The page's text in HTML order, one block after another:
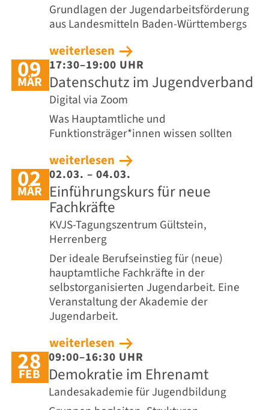
Grundlagen der Jugendarbeitsförderung
aus Landesmitteln Baden-Württembergs
weiterlesen
09
MÄR
17:30–19:00 UHR
Datenschutz im Jugendverband
Digital via Zoom
Was Hauptamtliche und
Funktionsträger*innen wissen sollten
weiterlesen
02
MÄR
02.03. – 04.03.
Einführungskurs für neue
Fachkräfte
KVJS-Tagungszentrum Gültstein,
Herrenberg
Der ideale Berufseinstieg für (neue)
hauptamtliche Fachkräfte in der
selbstorganisierten Jugendarbeit. Eine
Veranstaltung der Akademie der
Jugendarbeit.
weiterlesen
28
FEB
09:00–16:30 UHR
Demokratie im Ehrenamt
Landesakademie für Jugendbildung